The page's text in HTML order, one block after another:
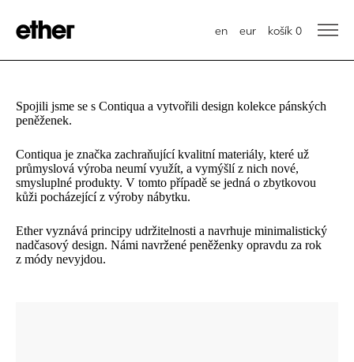
en eur košík 0
Spojili jsme se s Contiqua a vytvořili design kolekce pánských
peněženek.
Contiqua je značka zachraňující kvalitní materiály, které už
průmyslová výroba neumí využít, a vymýšlí z nich nové,
smysluplné produkty. V tomto případě se jedná o zbytkovou
kůži pocházející z výroby nábytku.
Ether vyznává principy udržitelnosti a navrhuje minimalistický
nadčasový design. Námi navržené peněženky opravdu za rok
z módy nevyjdou.